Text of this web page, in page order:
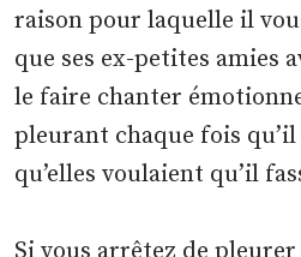
raison pour laquelle il
que ses ex-petites amies
le faire chanter
pleurant chaque fois
qu’elles voulaient qu’il